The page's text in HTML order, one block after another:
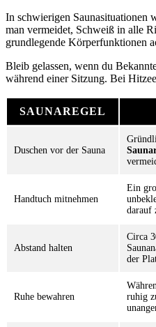
In schwierigen Saunasituationen
man vermeidet, Schweiß in alle
grundlegende Körperfunktionen
Bleib gelassen, wenn du
während einer Sitzung. Bei
SAUNAREGEL
Duschen vor der Sauna
Handtuch mitnehmen
Ein
darauf
Abstand halten
Circa
der
Ruhe bewahren
ruhig